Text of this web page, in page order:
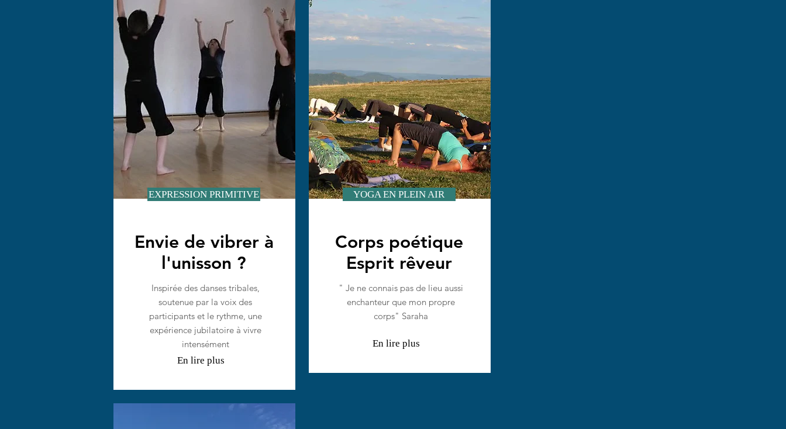
EXPRESSION PRIMITIVE
Envie de vibrer à
l'unisson ?
Inspirée des danses tribales,
soutenue par la voix des
participants et le rythme, une
expérience jubilatoire à vivre
intensément
En lire plus
YOGA EN PLEIN AIR
Corps poétique
Esprit rêveur
" Je ne connais pas de lieu aussi
enchanteur que mon propre
corps" Saraha
En lire plus